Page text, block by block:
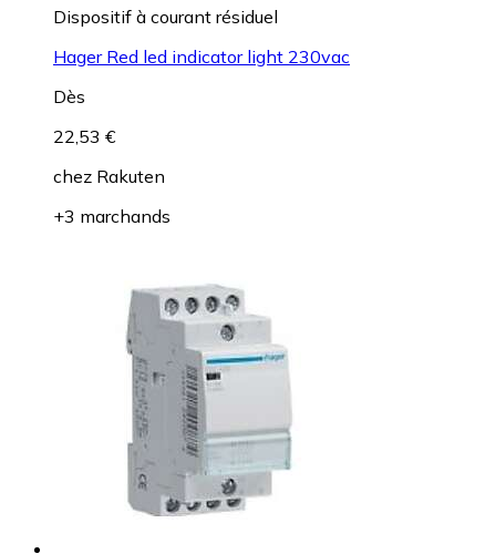
Dispositif à courant résiduel
Hager Red led indicator light 230vac
Dès
22,53 €
chez Rakuten
+3 marchands